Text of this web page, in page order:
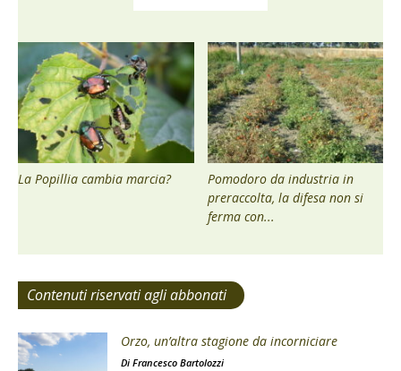
La Popillia cambia marcia?
Pomodoro da industria in
preraccolta, la difesa non si
ferma con...
Contenuti riservati agli abbonati
Orzo, un’altra stagione da incorniciare
Di Francesco Bartolozzi